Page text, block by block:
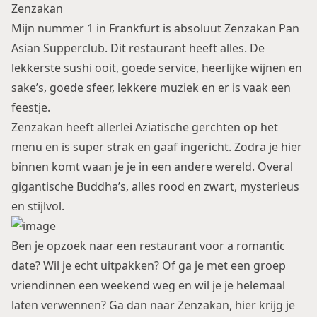
Zenzakan
Mijn nummer 1 in Frankfurt is absoluut Zenzakan Pan
Asian Supperclub. Dit restaurant heeft alles. De
lekkerste sushi ooit, goede service, heerlijke wijnen en
sake’s, goede sfeer, lekkere muziek en er is vaak een
feestje.
Zenzakan heeft allerlei Aziatische gerchten op het
menu en is super strak en gaaf ingericht. Zodra je hier
binnen komt waan je je in een andere wereld. Overal
gigantische Buddha’s, alles rood en zwart, mysterieus
en stijlvol.
Ben je opzoek naar een restaurant voor a romantic
date? Wil je echt uitpakken? Of ga je met een groep
vriendinnen een weekend weg en wil je je helemaal
laten verwennen? Ga dan naar Zenzakan, hier krijg je